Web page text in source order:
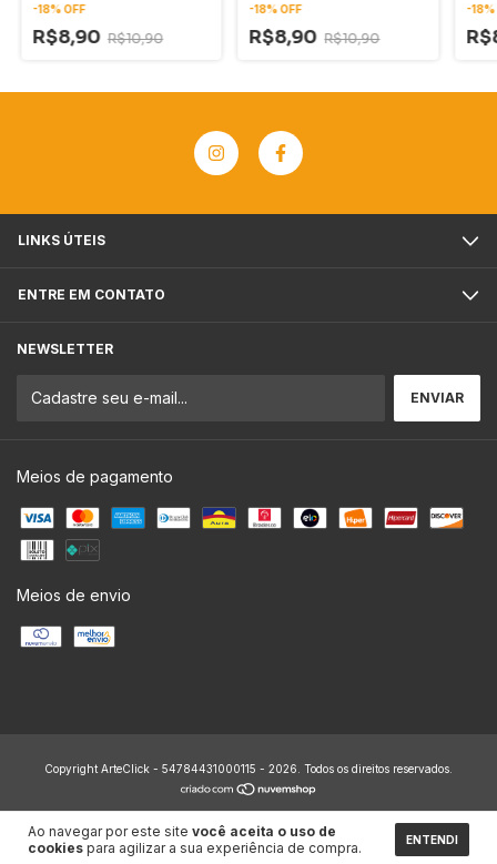
Ao navegar por este site você aceita o uso de
cookies para agilizar a sua experiência de compra. ENTENDI
-18%OFF
R$8,90 R$10,90
-18%OFF
R$8,90 R$10,90
-18%
LINKS ÚTEIS
ENTRE EM CONTATO
NEWSLETTER
Meios de pagamento
Meios de envio
Copyright ArteClick - 54784431000115 - 2026. Todos os direitos reservados.